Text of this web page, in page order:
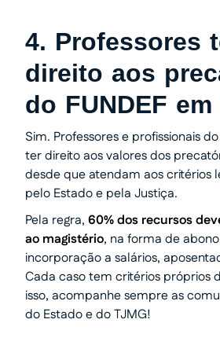
4. Professores
direito aos
do FUNDEF em
Sim. Professores e profissionais
ter direito aos valores dos
desde que atendam aos critérios
pelo Estado e pela Justiça.
Pela regra, 60% dos recursos
ao magistério, na forma de
incorporação a salários,
Cada caso tem critérios próprios
isso, acompanhe sempre as
do Estado e do TJMG!